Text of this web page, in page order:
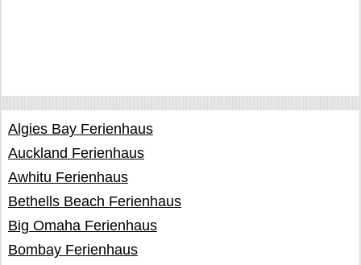
Algies Bay Ferienhaus
Auckland Ferienhaus
Awhitu Ferienhaus
Bethells Beach Ferienhaus
Big Omaha Ferienhaus
Bombay Ferienhaus